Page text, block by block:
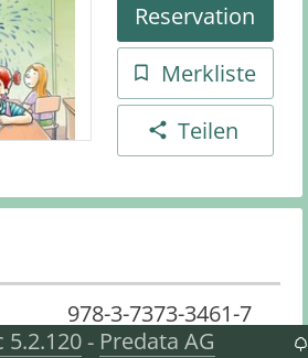
Reservation
Merkliste
Teilen
978-3-7373-3461-7
5.2.120- Predata AG